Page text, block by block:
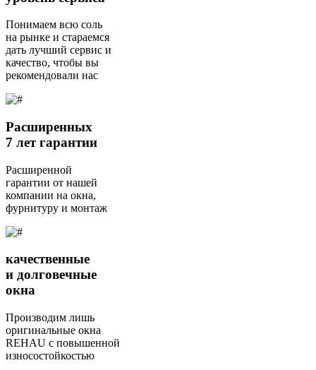
Понимаем всю соль
на рынке и стараемся
дать лучший сервис и
качество, чтобы вы
рекомендовали нас
Расширенных
7 лет гарантии
Расширенной
гарантии от нашей
компании на окна,
фурнитуру и монтаж
качественные
и долговечные
окна
Производим лишь
оригинальные окна
REHAU с повышенной
износостойкостью